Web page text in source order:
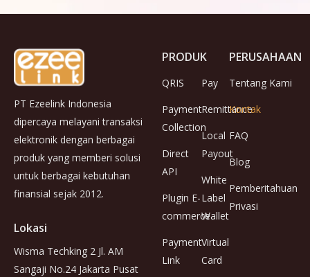
PT Ezeelink Indonesia
dipercaya melayani transaksi
elektronik dengan berbagai
produk yang memberi solusi
untuk berbagai kebutuhan
finansial sejak 2012.
Lokasi
Wisma Techking 2 Jl. AM
Sangaji No.24 Jakarta Pusat
PRODUK
QRIS
Payment
Collection
Direct
API
Plugin E-
commerce
Payment
Link
Pay
Remittance
Local
Payout
White
Label
Wallet
Virtual
Card
PERUSAHAAN
Tentang Kami
Kontak
FAQ
Blog
Pemberitahuan
Privasi